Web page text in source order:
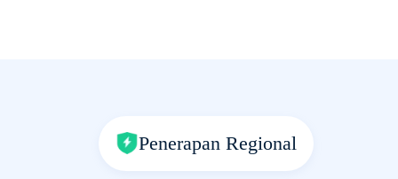
Penerapan Regional